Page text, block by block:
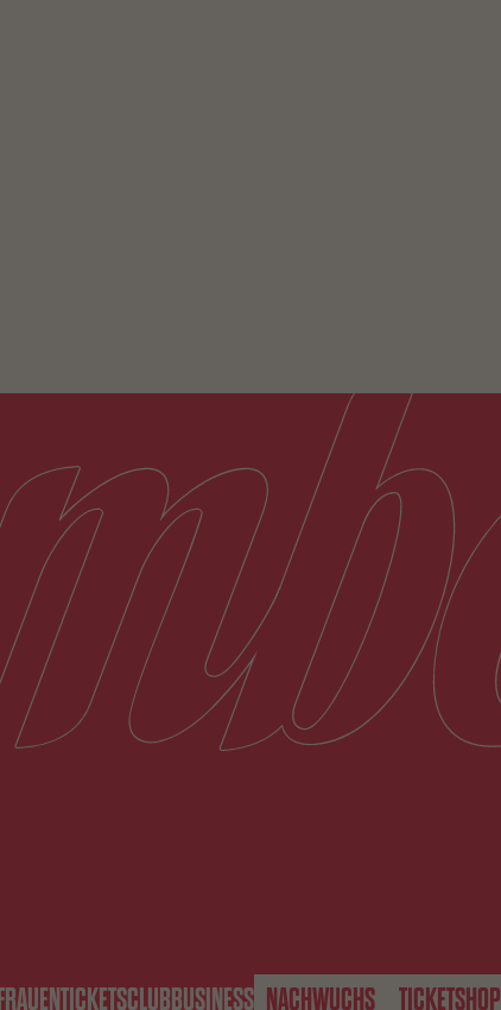
FRAUENTICKETSCLUBBUSINESS NACHWUCHS TICKETSHOP